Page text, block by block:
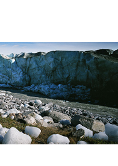
Mondiali calcio 2026